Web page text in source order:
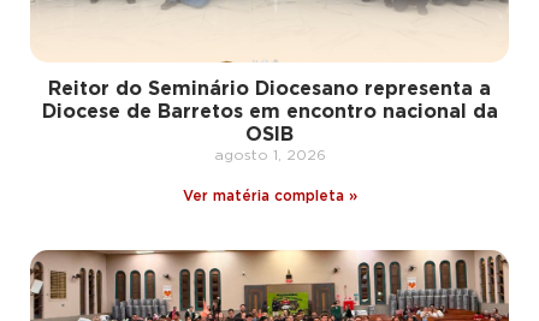
Reitor do Seminário Diocesano representa a
Diocese de Barretos em encontro nacional da
OSIB
agosto 1, 2026
Ver matéria completa »